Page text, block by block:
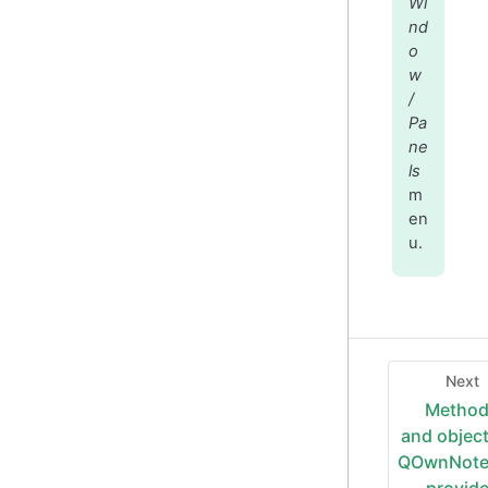
nd
o
w
/
Pa
ne
ls
m
en
u.
Next
and